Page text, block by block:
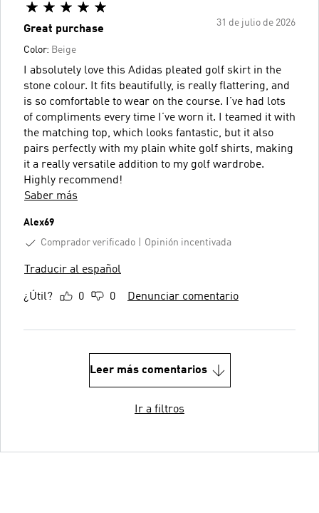
31 de julio de 2026
Great purchase
Color: Beige
I absolutely love this Adidas pleated golf skirt in the
stone colour. It fits beautifully, is really flattering, and
is so comfortable to wear on the course. I’ve had lots
of compliments every time I’ve worn it. I teamed it with
the matching top, which looks fantastic, but it also
pairs perfectly with my plain white golf shirts, making
it a really versatile addition to my golf wardrobe.
Highly recommend!
Saber más
Alex69
Comprador verificado
Opinión incentivada
Traducir al español
¿Útil? 0 0 Denunciar comentario
Leer más comentarios
Ir a filtros